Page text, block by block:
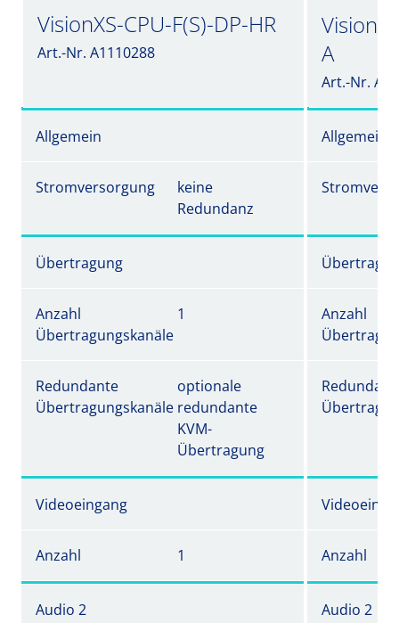
VisionXS-CPU-F(S)-DP-HR
Art.-Nr. A1110288
A
Art.-Nr.
Allgemein Allgemein
Stromversorgung
keine
Redundanz
Übertragung
Anzahl
Übertragungskanäle
1
Anzahl
Redundante
Übertragungskanäle
optionale
redundante
KVM-
Übertragung
Videoeingang
Anzahl 1 Anzahl
Audio 2 Audio 2